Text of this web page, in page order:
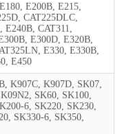
E200B, E215,
CAT225DLC,
CAT311,
E300D, E320B,
E330, E330B,
E450
K907C, K907D, SK07,
SK60, SK100,
6, SK220, SK230,
SK330-6, SK350,